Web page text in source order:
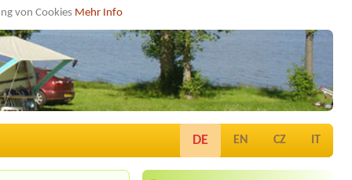
von Cookies Mehr Info
DE EN CZ IT